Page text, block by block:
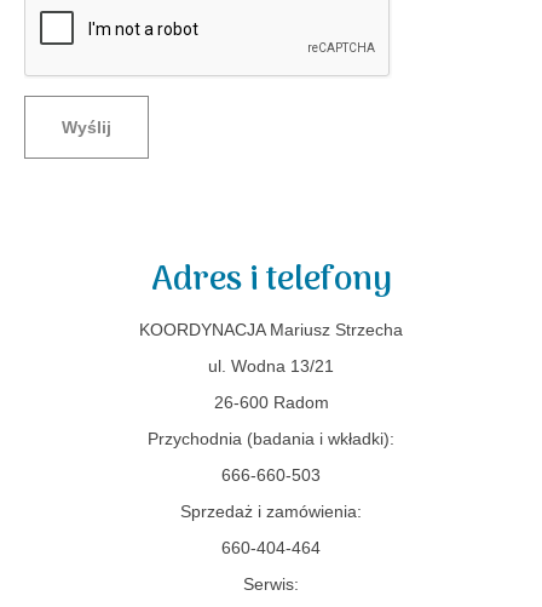
Wyślij
Adres i telefony
KOORDYNACJA Mariusz Strzecha
ul. Wodna 13/21
26-600 Radom
Przychodnia (badania i wkładki):
666-660-503
Sprzedaż i zamówienia:
660-404-464
Serwis: